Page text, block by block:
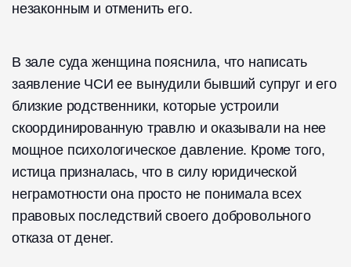
незаконным и отменить его.
В зале суда женщина пояснила, что написать
заявление ЧСИ ее вынудили бывший супруг и его
близкие родственники, которые устроили
скоординированную травлю и оказывали на нее
мощное психологическое давление. Кроме того,
истица призналась, что в силу юридической
неграмотности она просто не понимала всех
правовых последствий своего добровольного
отказа от денег.